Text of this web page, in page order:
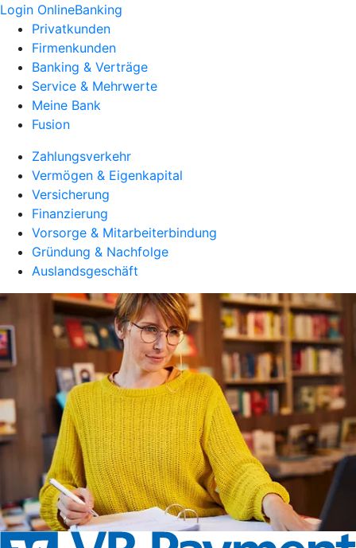
Login OnlineBanking
Privatkunden
Firmenkunden
Banking & Verträge
Service & Mehrwerte
Meine Bank
Fusion
Zahlungsverkehr
Vermögen & Eigenkapital
Versicherung
Finanzierung
Vorsorge & Mitarbeiterbindung
Gründung & Nachfolge
Auslandsgeschäft